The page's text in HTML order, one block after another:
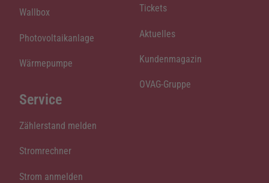
Wallbox
Photovoltaikanlage
Wärmepumpe
Service
Zählerstand melden
Stromrechner
Strom anmelden
Tickets
Aktuelles
Kundenmagazin
OVAG-Gruppe